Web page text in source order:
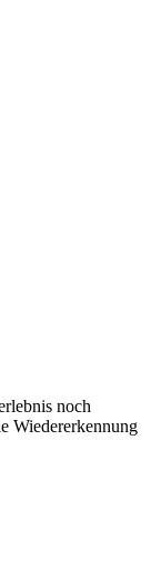
noch
Wiedererkennung